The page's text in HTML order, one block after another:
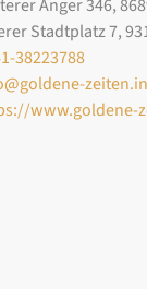
Anger 346,
Stadtplatz 7,
38223788
www.goldene-